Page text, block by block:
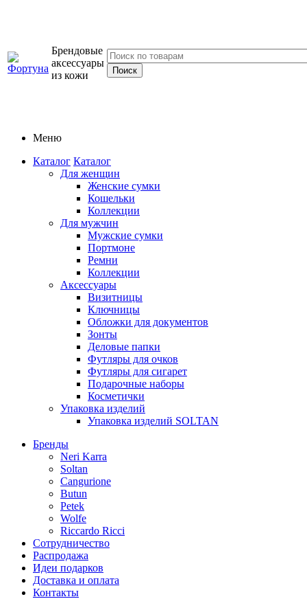
Брендовые
аксессуары
из кожи
Меню
Каталог Каталог
Для женщин
Женские сумки
Кошельки
Коллекции
Для мужчин
Мужские сумки
Портмоне
Ремни
Коллекции
Аксессуары
Визитницы
Ключницы
Обложки для документов
Зонты
Деловые папки
Футляры для очков
Футляры для сигарет
Подарочные наборы
Косметички
Упаковка изделий
Упаковка изделий SOLTAN
Бренды
Neri Karra
Soltan
Cangurione
Butun
Petek
Wolfe
Riccardo Ricci
Сотрудничество
Распродажа
Идеи подарков
Доставка и оплата
Контакты